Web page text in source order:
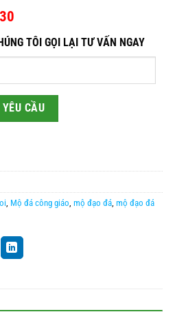
TÔI GỌI LẠI TƯ VẤN NGAY
Mộ đá công giáo mộ đạo đá mộ đạo đá